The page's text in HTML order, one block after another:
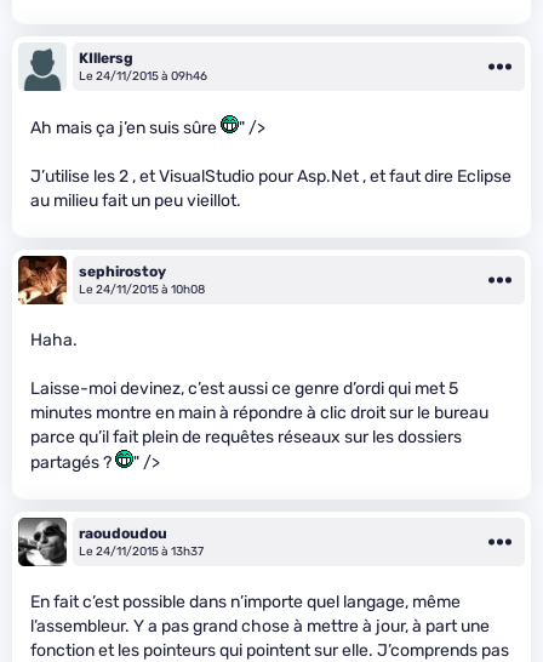
KIllersg
Le 24/11/2015 à 09h46
Ah mais ça j’en suis sûre " />
J’utilise les 2 , et VisualStudio pour Asp.Net , et faut dire Eclipse
au milieu fait un peu vieillot.
sephirostoy
Le 24/11/2015 à 10h08
Haha.
Laisse-moi devinez, c’est aussi ce genre d’ordi qui met 5
minutes montre en main à répondre à clic droit sur le bureau
parce qu’il fait plein de requêtes réseaux sur les dossiers
partagés ?
" />
raoudoudou
Le 24/11/2015 à 13h37
En fait c’est possible dans n’importe quel langage, même
l’assembleur. Y a pas grand chose à mettre à jour, à part une
fonction et les pointeurs qui pointent sur elle. J’comprends pas